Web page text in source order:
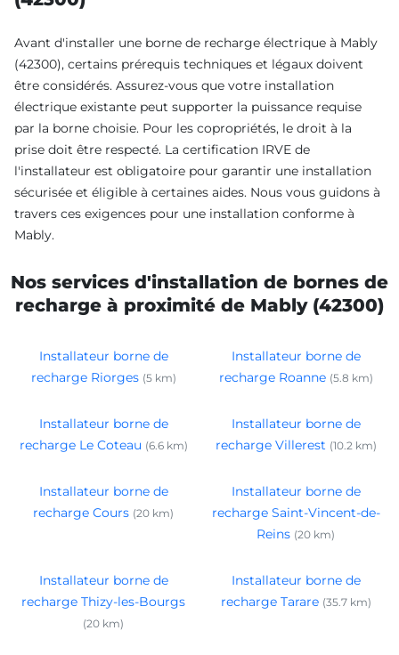
Avant d'installer une borne de recharge électrique à Mably
(42300), certains prérequis techniques et légaux doivent
être considérés. Assurez-vous que votre installation
électrique existante peut supporter la puissance requise
par la borne choisie. Pour les copropriétés, le droit à la
prise doit être respecté. La certification IRVE de
l'installateur est obligatoire pour garantir une installation
sécurisée et éligible à certaines aides. Nous vous guidons à
travers ces exigences pour une installation conforme à
Mably.
Nos services d'installation de bornes de
recharge à proximité de Mably (42300)
Installateur borne de
recharge Riorges (5 km)
Installateur borne de
recharge Roanne (5.8 km)
Installateur borne de
recharge Le Coteau (6.6 km)
Installateur borne de
recharge Villerest (10.2 km)
Installateur borne de
recharge Cours (20 km)
Installateur borne de
recharge Saint-Vincent-de-
Reins (20 km)
Installateur borne de
recharge Thizy-les-Bourgs
(20 km)
Installateur borne de
recharge Tarare (35.7 km)